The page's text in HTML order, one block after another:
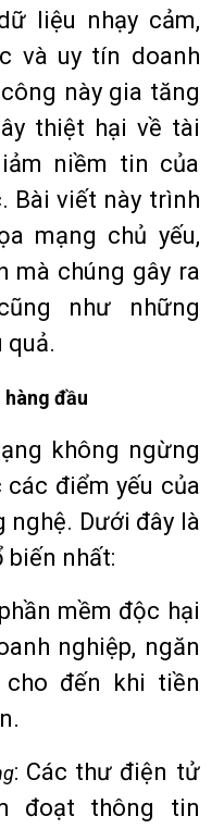
liệu nhạy cảm,
và uy tín doanh
này gia tăng
thiệt hại về tài
niềm tin của
Bài viết này trình
mạng chủ yếu,
mà chúng gây ra
như những
quả.
đầu
không ngừng
điểm yếu của
Dưới đây là
biến nhất:
mềm độc hại
nghiệp, ngăn
cho đến khi tiền
: Các thư điện tử
đoạt thông tin